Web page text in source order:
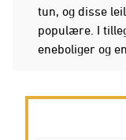
tun, og disse
populære. I
eneboliger og